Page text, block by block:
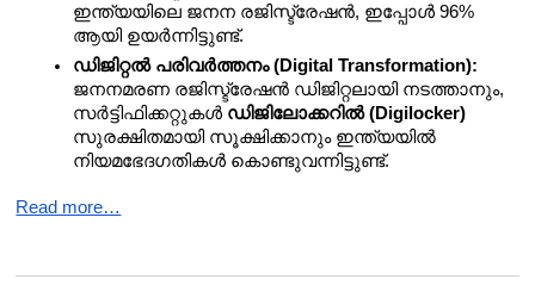
ഇന്ത്യയിലെ ജനന രജിസ്ട്രേഷൻ, ഇപ്പോൾ 96%
ആയി ഉയർന്നിട്ടുണ്ട്.
ഡിജിറ്റൽ പരിവർത്തനം (Digital Transformation):
ജനനമരണ രജിസ്ട്രേഷൻ ഡിജിറ്റലായി നടത്താനും,
സർട്ടിഫിക്കറ്റുകൾ ഡിജിലോക്കറിൽ (Digilocker)
സുരക്ഷിതമായി സൂക്ഷിക്കാനും ഇന്ത്യയിൽ
നിയമഭേദഗതികൾ കൊണ്ടുവന്നിട്ടുണ്ട്.
Read more…